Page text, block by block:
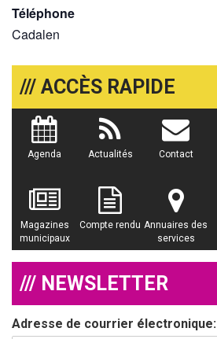
Téléphone
Cadalen
/// ACCÈS RAPIDE
Agenda Actualités Contact
Magazines
municipaux
Compte rendu Annuaires des
services
/// NEWSLETTER
Adresse de courrier électronique: